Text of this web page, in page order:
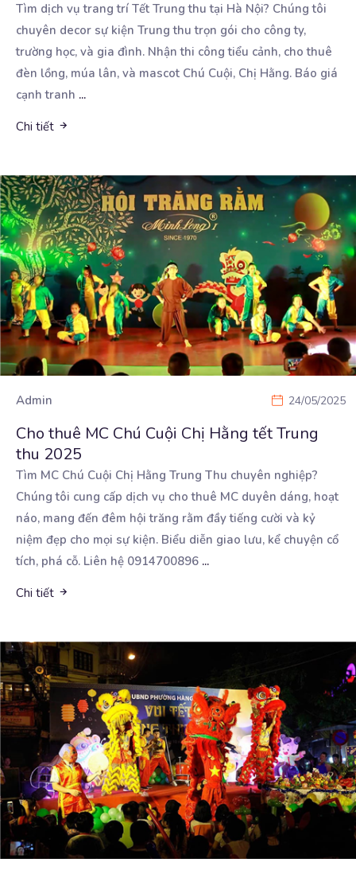
Tìm dịch vụ trang trí Tết Trung thu tại Hà Nội? Chúng tôi
chuyên decor sự kiện Trung thu trọn gói cho công ty,
trường học, và gia đình. Nhận thi công tiểu cảnh, cho thuê
đèn lồng, múa lân, và mascot Chú Cuội, Chị Hằng. Báo giá
cạnh tranh ...
Chi tiết
Admin 24/05/2025
Cho thuê MC Chú Cuội Chị Hằng tết Trung
thu 2025
Tìm MC Chú Cuội Chị Hằng Trung Thu chuyên nghiệp?
Chúng tôi cung cấp dịch vụ cho thuê MC duyên dáng, hoạt
náo, mang đến đêm hội trăng rằm đầy tiếng cười và kỷ
niệm đẹp cho mọi sự kiện. Biểu diễn giao lưu, kể chuyện cổ
tích, phá cỗ. Liên hệ 0914700896 ...
Chi tiết